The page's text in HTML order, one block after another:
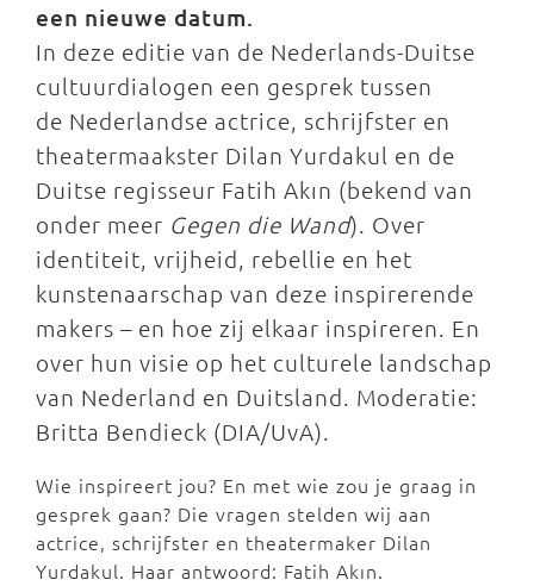
een nieuwe datum.
In deze editie van de Nederlands-Duitse
cultuurdialogen een gesprek tussen
de Nederlandse actrice, schrijfster en
theatermaakster Dilan Yurdakul en de
Duitse regisseur Fatih Akın (bekend van
onder meer Gegen die Wand). Over
identiteit, vrijheid, rebellie en het
kunstenaarschap van deze inspirerende
makers – en hoe zij elkaar inspireren. En
over hun visie op het culturele landschap
van Nederland en Duitsland. Moderatie:
Britta Bendieck (DIA/UvA).
Wie inspireert jou? En met wie zou je graag in
gesprek gaan? Die vragen stelden wij aan
actrice, schrijfster en theatermaker Dilan
Yurdakul. Haar antwoord: Fatih Akın.